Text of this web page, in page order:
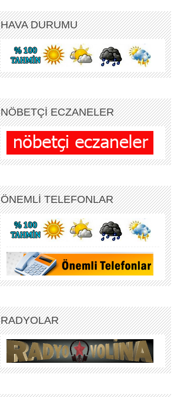
HAVA DURUMU
NÖBETÇİ ECZANELER
ÖNEMLİ TELEFONLAR
RADYOLAR